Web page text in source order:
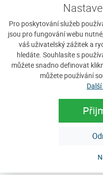
Pro poskytování služeb
jsou pro fungování webu
váš uživatelský zážitek a
hledáte. Souhlasíte s
můžete snadno definovat
můžete používání
Hotel Krásná
Hotel Krásná Vyhlídka
východní straně hory
pochlubit jedinečnou
Cena: 510 Kč za osobu /